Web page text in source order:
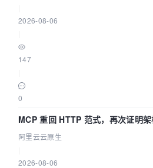
2026-08-06
147
0
MCP 重回 HTTP 范式，再次证明
阿里云云原生
2026-08-06